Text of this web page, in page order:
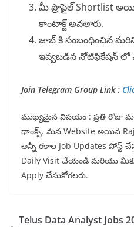
మీ ప్రొఫైల్ Shortlist
కాంటాక్ట్ అవతారు.
జాబ్ కి సంబంధించిన
ఇవ్వబడిన నోటిఫికేషన్ లో
Join Telegram Group Link :
ముఖ్యమైన విషయం : ప్రతి రోజు మన
థాంక్స్. మన Website అయిన
అన్నీ రకాల Job Updates పోస్ట్
Daily Visit చేయండి మరియు మీకు
Apply చేసుకోగలరు.
Telus Data Analyst Jobs